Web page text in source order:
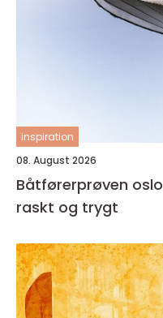
inspiration
08. August 2026
Båtførerprøven oslo slik får du båtlappen
raskt og trygt